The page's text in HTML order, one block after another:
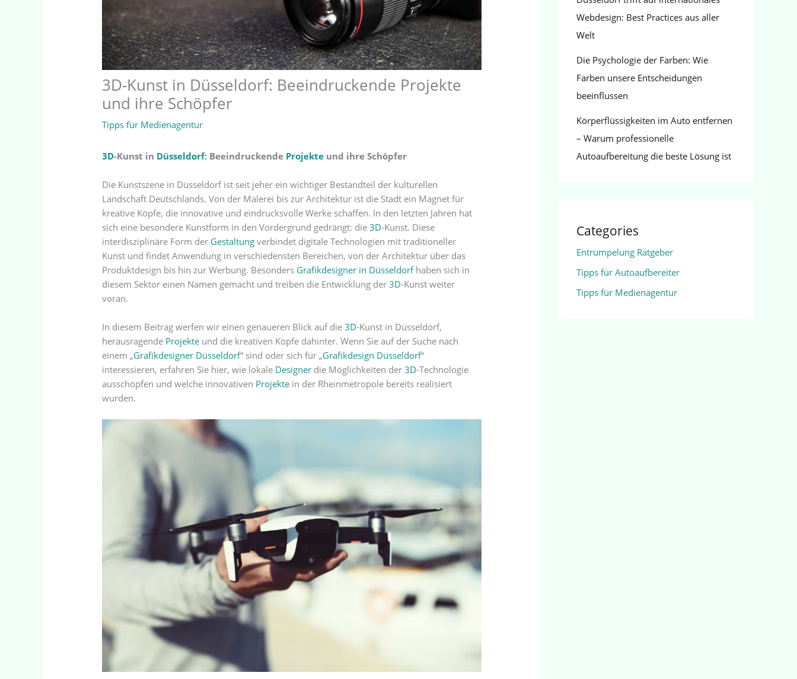
3D-Kunst in Düsseldorf: Beeindruckende Projekte
und ihre Schöpfer
Tipps für Medienagentur
3D-Kunst in Düsseldorf: Beeindruckende Projekte und ihre Schöpfer
Die Kunstszene in Düsseldorf ist seit jeher ein wichtiger Bestandteil der kulturellen
Landschaft Deutschlands. Von der Malerei bis zur Architektur ist die Stadt ein Magnet für
kreative Köpfe, die innovative und eindrucksvolle Werke schaffen. In den letzten Jahren hat
sich eine besondere Kunstform in den Vordergrund gedrängt: die3D-Kunst. Diese
interdisziplinäre Form der Gestaltung verbindet digitale Technologien mit traditioneller
Kunst und findet Anwendung in verschiedensten Bereichen, von der Architektur über das
Produktdesign bis hin zur Werbung. Besonders Grafikdesigner in Düsseldorfhaben sich in
diesem Sektor einen Namen gemacht und treiben die Entwicklung der3D-Kunst weiter
voran.
In diesem Beitrag werfen wir einen genaueren Blick auf die3D-Kunst in Düsseldorf,
herausragende Projekte und die kreativen Köpfe dahinter. Wenn Sie auf der Suche nach
einem „Grafikdesigner Düsseldorf“ sind oder sich für „Grafikdesign Düsseldorf“
interessieren, erfahren Sie hier, wie lokale Designer die Möglichkeiten der3D-Technologie
ausschöpfen und welche innovativen Projekte in der Rheinmetropole bereits realisiert
wurden.
Webdesign: Best Practices aus aller
Welt
Die Psychologie der Farben: Wie
Farben unsere Entscheidungen
beeinflussen
Körperflüssigkeiten im Auto entfernen
– Warum professionelle
Autoaufbereitung die beste Lösung ist
Categories
Entrümpelung Ratgeber
Tipps für Autoaufbereiter
Tipps für Medienagentur